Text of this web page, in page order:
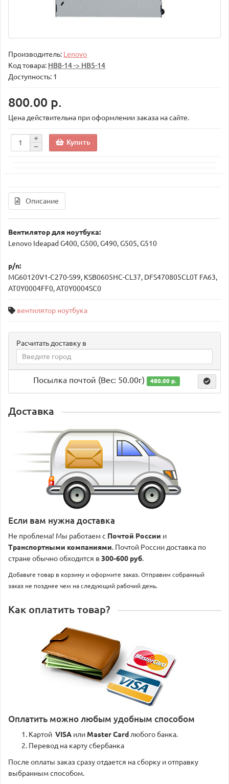
Производитель: Lenovo
Код товара: НВ8-14 -> НВ5-14
Доступность: 1
800.00 р.
Цена действительна при оформлении заказа на сайте.
Купить
Описание
Вентилятор для ноутбука:
Lenovo Ideapad G400, G500, G490, G505, G510
p/n:
MG60120V1-C270-S99, KSB0605HC-CL37, DFS470805CL0T FA63,
AT0Y0004FF0, AT0Y0004SC0
вентилятор ноутбука
Расчитать доставку в
Посылка почтой (Вес: 50.00г) 480.00 р.
Доставка
Если вам нужна доставка
Не проблема! Мы работаем с Почтой России и
Транспортными компаниями. Почтой России доставка по
стране обычно обходится в 300-600 руб.
Добавьте товар в корзину и оформите заказ. Отправим собранный
заказ не позднее чем на следующий рабочий день.
Как оплатить товар?
Оплатить можно любым удобным способом
Картой VISA или Master Card любого банка.
Перевод на карту сбербанка
После оплаты заказ сразу отдается на сборку и отправку
выбранным способом.